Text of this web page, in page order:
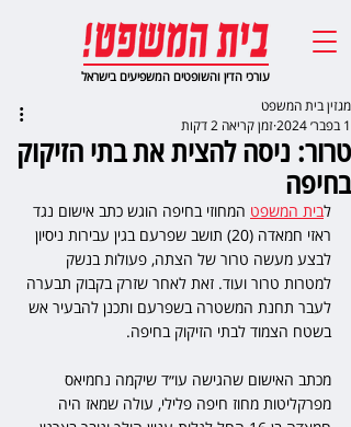
עורכי הדין והשופטים המשפיעים בישראל
טרור: ניסה להצית את בתי הזיקוק
בחיפה
מגזין בית המשפט
1 בפבר׳ 2024
זמן קריאה 2 דקות
לבית המשפט המחוזי בחיפה הוגש כתב אישום נגד
ראזי חמאדה (20) תושב שפרעם בגין עבירות ניסיון
לבצע מעשה טרור של הצתה, פעולות בנשק
למטרות טרור ועוד. זאת לאחר שזרק בקבוק תבערה
לעבר תחנת המשטרה בשפרעם ותכנן להבעיר אש
בשטח הצמוד לבתי הזיקוק בחיפה.
מכתב האישום שהגישה עו״ד שיקמה נחמיאס
מפרקליטות מחוז חיפה פלילי, עולה שמאז היה